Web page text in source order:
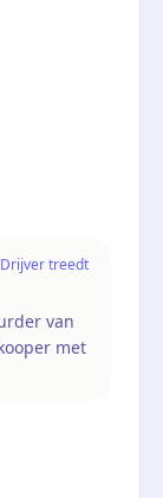
treedt
van
met